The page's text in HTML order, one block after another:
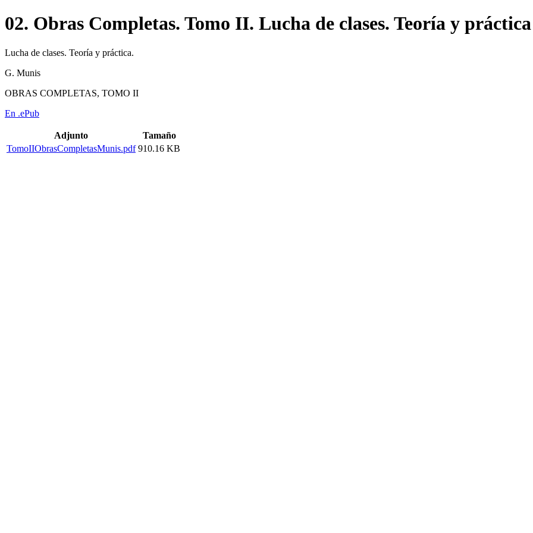
02. Obras Completas. Tomo II. Lucha de clases. Teoría y práctica
Lucha de clases. Teoría y práctica.
G. Munis
OBRAS COMPLETAS, TOMO II
En .ePub
Adjunto
Tamaño
TomoIIObrasCompletasMunis.pdf 910.16 KB